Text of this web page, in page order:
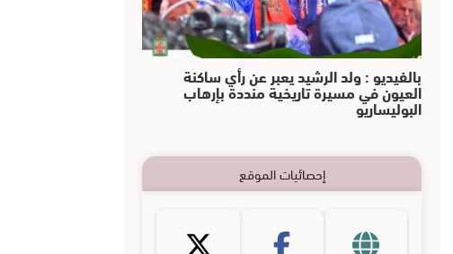
بالفيديو : ولد الرشيد يعبر عن رأي ساكنة
العيون في مسيرة تاريخية منددة بإرهاب
البوليساريو
إحصائيات الموقع